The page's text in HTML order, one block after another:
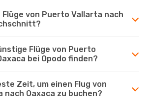
Flüge von Puerto Vallarta nach
Flüge von Puerto
bei Opodo finden?
Zeit, um einen Flug von
nach Oaxaca zu buchen?